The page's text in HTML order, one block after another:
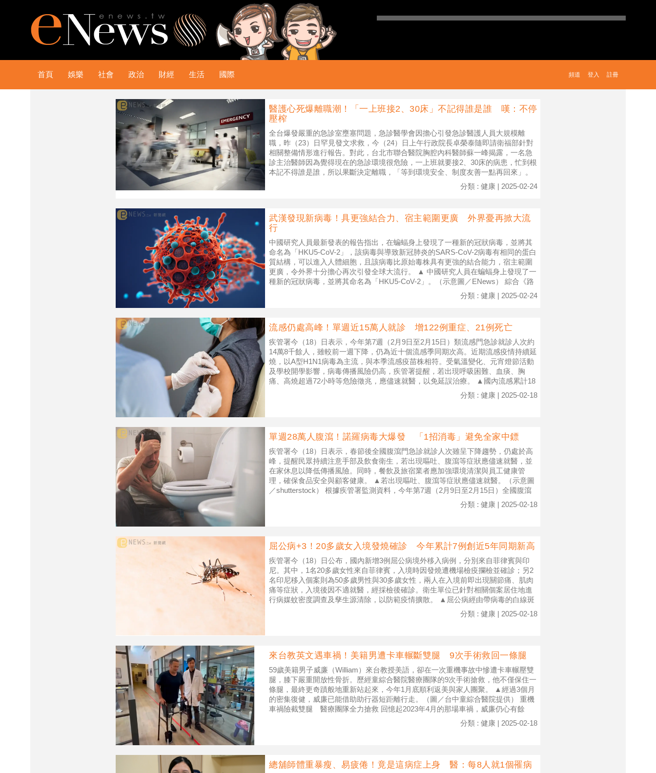
首頁 娛樂 社會 政治 財經 生活 國際 註冊
登入
頻道
醫護心死爆離職潮！「一上班接2、30床」不記得誰是誰 嘆：不停
壓榨
全台爆發嚴重的急診室壅塞問題，急診醫學會因擔心引發急診醫護人員大規模離
職，昨（23）日罕見發文求救，今（24）日上午行政院長卓榮泰隨即請衛福部針對
相關整備情形進行報告。對此，台北市聯合醫院胸腔內科醫師蘇一峰揭露，一名急
診主治醫師因為覺得現在的急診環境很危險，一上班就要接2、30床的病患，忙到根
本記不得誰是誰，所以果斷決定離職，「等到環境安全、制度友善一點再回來」。
分類 : 健康 | 2025-02-24
武漢發現新病毒！具更強結合力、宿主範圍更廣 外界憂再掀大流
行
中國研究人員最新發表的報告指出，在蝙蝠身上發現了一種新的冠狀病毒，並將其
命名為「HKU5-CoV-2」，該病毒與導致新冠肺炎的SARS-CoV-2病毒有相同的蛋白
質結構，可以進入人體細胞，且該病毒比原始毒株具有更強的結合能力，宿主範圍
更廣，令外界十分擔心再次引發全球大流行。 ▲ 中國研究人員在蝙蝠身上發現了一
種新的冠狀病毒，並將其命名為「HKU5-CoV-2」。（示意圖／ENews） 綜合《路
分類 : 健康 | 2025-02-24
流感仍處高峰！單週近15萬人就診 增122例重症、21例死亡
疾管署今（18）日表示，今年第7週（2月9日至2月15日）類流感門急診就診人次約
14萬8千餘人，雖較前一週下降，仍為近十個流感季同期次高。近期流感疫情持續延
燒，以A型H1N1病毒為主流，與本季流感疫苗株相符。受氣溫變化、元宵燈節活動
及學校開學影響，病毒傳播風險仍高，疾管署提醒，若出現呼吸困難、血痰、胸
痛、高燒超過72小時等危險徵兆，應儘速就醫，以免延誤治療。 ▲國內流感累計18
分類 : 健康 | 2025-02-18
單週28萬人腹瀉！諾羅病毒大爆發 「1招消毒」避免全家中鏢
疾管署今（18）日表示，春節後全國腹瀉門急診就診人次雖呈下降趨勢，仍處於高
峰，提醒民眾持續注意手部及飲食衛生，若出現嘔吐、腹瀉等症狀應儘速就醫，並
在家休息以降低傳播風險。同時，餐飲及旅宿業者應加強環境清潔與員工健康管
理，確保食品安全與顧客健康。 ▲若出現嘔吐、腹瀉等症狀應儘速就醫。（示意圖
／shutterstock） 根據疾管署監測資料，今年第7週（2月9日至2月15日）全國腹瀉
分類 : 健康 | 2025-02-18
屈公病+3！20多歲女入境發燒確診 今年累計7例創近5年同期新高
疾管署今（18）日公布，國內新增3例屈公病境外移入病例，分別來自菲律賓與印
尼。其中，1名20多歲女性來自菲律賓，入境時因發燒遭機場檢疫攔檢並確診；另2
名印尼移入個案則為50多歲男性與30多歲女性，兩人在入境前即出現關節痛、肌肉
痛等症狀，入境後因不適就醫，經採檢後確診。衛生單位已針對相關個案居住地進
行病媒蚊密度調查及孳生源清除，以防範疫情擴散。 ▲屈公病經由帶病毒的白線斑
分類 : 健康 | 2025-02-18
來台教英文遇車禍！美籍男遭卡車輾斷雙腿 9次手術救回一條腿
59歲美籍男子威廉（William）來台教授美語，卻在一次重機事故中慘遭卡車輾壓雙
腿，膝下嚴重開放性骨折。歷經童綜合醫院醫療團隊的9次手術搶救，他不僅保住一
條腿，最終更奇蹟般地重新站起來，今年1月底順利返美與家人團聚。 ▲經過3個月
的密集復健，威廉已能借助助行器短距離行走。（圖／台中童綜合醫院提供） 重機
車禍險截雙腿 醫療團隊全力搶救 回憶起2023年4月的那場車禍，威廉仍心有餘
分類 : 健康 | 2025-02-18
總舖師體重暴瘦、易疲倦！竟是這病症上身 醫：每8人就1個罹病